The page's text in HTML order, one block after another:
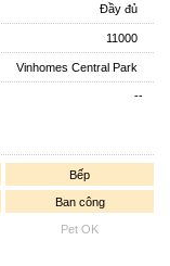
Đầy đủ
11000
Vinhomes Central Park
--
Bếp
Ban công
Pet OK